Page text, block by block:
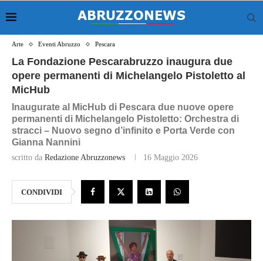
Arte Eventi Abruzzo Pescara
La Fondazione Pescarabruzzo inaugura due
opere permanenti di Michelangelo Pistoletto al
MicHub
Inaugurate al MicHub di Pescara due nuove opere
permanenti di Michelangelo Pistoletto: Orchestra di
stracci – Nuovo segno d’infinito e Porta Verde con
Gianna Nannini
scritto da Redazione Abruzzonews 16 Maggio 2026
CONDIVIDI